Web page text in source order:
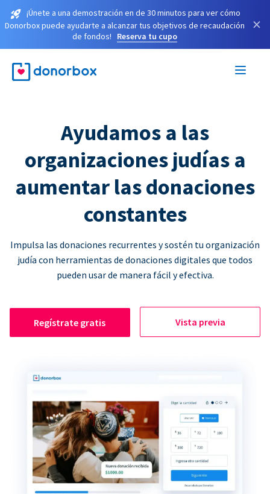
¡Únete a una demostración en de 30 minutos para ver cómo
Donorbox puede ayudarte a alcanzar tus objetivos de recaudación
de fondos!
Reserva tu cupo
×
Ayudamos a las
organizaciones judías a
aumentar las donaciones
constantes
Impulsa las donaciones recurrentes y sostén tu organización
judía con herramientas de donaciones digitales que todos
pueden usar de manera fácil y efectiva.
Regístrate gratis Vista previa